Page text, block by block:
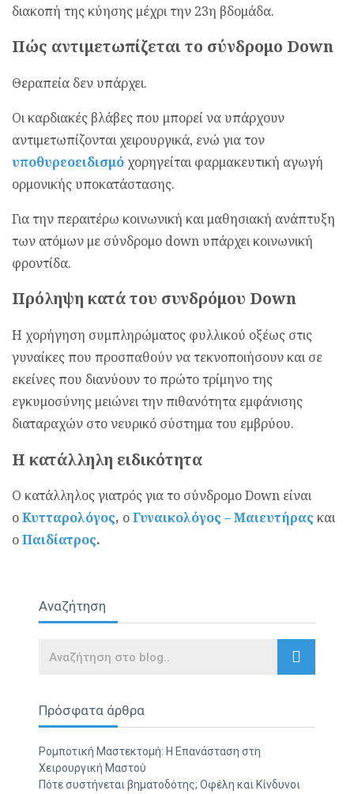
διακοπή της κύησης μέχρι την 23η βδομάδα.
Πώς αντιμετωπίζεται το σύνδρομο Down
Θεραπεία δεν υπάρχει.
Οι καρδιακές βλάβες που μπορεί να υπάρχουν
αντιμετωπίζονται χειρουργικά, ενώ για τον
υποθυρεοειδισμό χορηγείται φαρμακευτική αγωγή
ορμονικής υποκατάστασης.
Για την περαιτέρω κοινωνική και μαθησιακή ανάπτυξη
των ατόμων με σύνδρομο down υπάρχει κοινωνική
φροντίδα.
Πρόληψη κατά του συνδρόμου Down
Η χορήγηση συμπληρώματος φυλλικού οξέως στις
γυναίκες που προσπαθούν να τεκνοποιήσουν και σε
εκείνες που διανύουν το πρώτο τρίμηνο της
εγκυμοσύνης μειώνει την πιθανότητα εμφάνισης
διαταραχών στο νευρικό σύστημα του εμβρύου.
Η κατάλληλη ειδικότητα
Ο κατάλληλος γιατρός για το σύνδρομο Down είναι
οΚυτταρολόγος, οΓυναικολόγος – Μαιευτήρας και
οΠαιδίατρος.
Αναζήτηση
Search
Πρόσφατα άρθρα
Ρομποτική Μαστεκτομή: Η Επανάσταση στη
Χειρουργική Μαστού
Πότε συστήνεται βηματοδότης; Οφέλη και Κίνδυνοι